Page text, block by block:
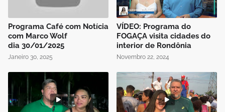
Programa Café com Notícia
com Marco Wolf
dia 30/01/2025
Janeiro 30, 2025
VÍDEO: Programa do
FOGAÇA visita cidades do
interior de Rondônia
Novembro 22, 2024